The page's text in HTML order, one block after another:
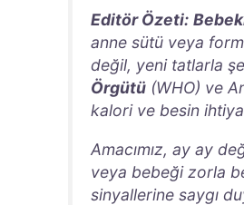
Editör Özeti:
anne sütü veya
değil, yeni tatlarla
Örgütü(WHO) ve
kalori ve besin
Amacımız, ay ay
veya bebeği zorla
sinyallerine saygı